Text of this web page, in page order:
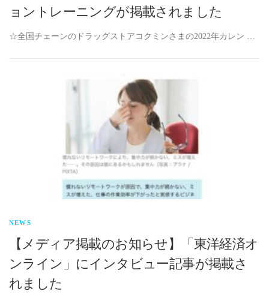
ョントレーニングが掲載されました
☆全国チェーンのドラッグストアコクミンさまの2022年カレン …
NEWS
【メディア掲載のお知らせ】「東洋経済オ
ンライン」にインタビュー記事が掲載さ
れました